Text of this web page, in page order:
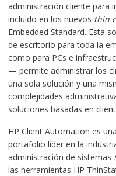
administración cliente para
incluido en los nuevos thin
Embedded Standard. Esta
de escritorio para toda la
como para PCs e
— permite administrar los
una sola solución y una
complejidades
soluciones basadas en
HP Client Automation es
portafolio líder en la
administración de sistemas
las herramientas HP